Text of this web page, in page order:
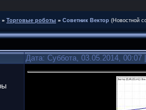
» Торговые роботы » Советник Вектор (Новостной
Дата: Суббота, 03.05.2014,